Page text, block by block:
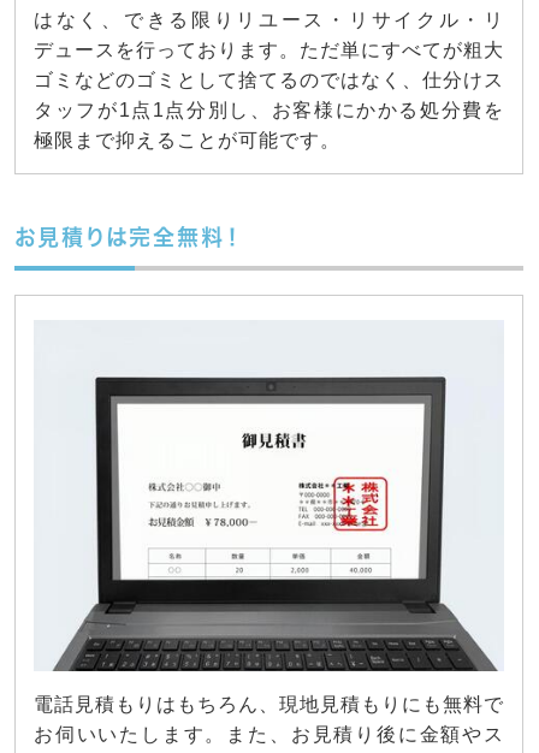
はなく、できる限りリユース・リサイクル・リ
デュースを行っております。ただ単にすべてが粗大
ゴミなどのゴミとして捨てるのではなく、仕分けス
タッフが1点1点分別し、お客様にかかる処分費を
極限まで抑えることが可能です。
お見積りは完全無料！
電話見積もりはもちろん、現地見積もりにも無料で
お伺いいたします。また、お見積り後に金額やス